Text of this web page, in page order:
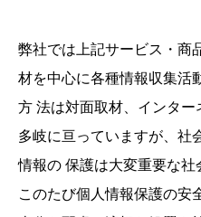
弊社では上記サービス・商
材を中心に各種情報収集活
方 法は対面取材、インタ
多岐に亘っていますが、社
情報の 保護は大変重要な社
このたび個人情報保護の安